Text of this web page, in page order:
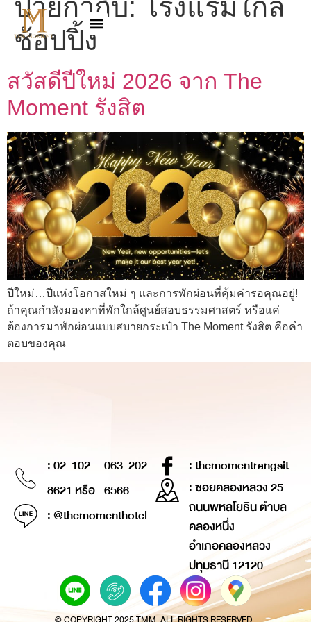
ป้ายกำกับ: โรงแรมใกล้
ช้อปปิ้ง
สวัสดีปีใหม่ 2026 จาก The
Moment รังสิต
ปีใหม่…ปีแห่งโอกาสใหม่ ๆ และการพักผ่อนที่คุ้มค่ารอคุณอยู่!
ถ้าคุณกำลังมองหาที่พักใกล้ศูนย์สอบธรรมศาสตร์ หรือแค่
ต้องการมาพักผ่อนแบบสบายกระเป๋า The Moment รังสิต คือคำ
ตอบของคุณ
: 02-102-
8621 หรือ
063-202-
6566
: @themomenthotel
: themomentrangsit
: ซอยคลองหลวง 25
ถนนพหลโยธิน ตำบล
คลองหนึ่ง
อำเภอคลองหลวง
ปทุมธานี 12120